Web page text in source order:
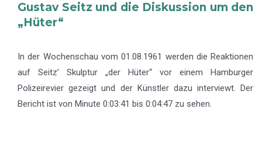
Gustav Seitz und die Diskussion um den
„Hüter“
In der Wochenschau vom 01.08.1961 werden die Reaktionen
auf Seitz’ Skulptur „der Hüter“ vor einem Hamburger
Polizeirevier gezeigt und der Künstler dazu interviewt. Der
Bericht ist von Minute 0:03:41 bis 0:04:47 zu sehen.